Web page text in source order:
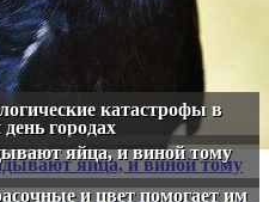
катастрофы в
городах
яйца, и виной тому
и цвет помогает им